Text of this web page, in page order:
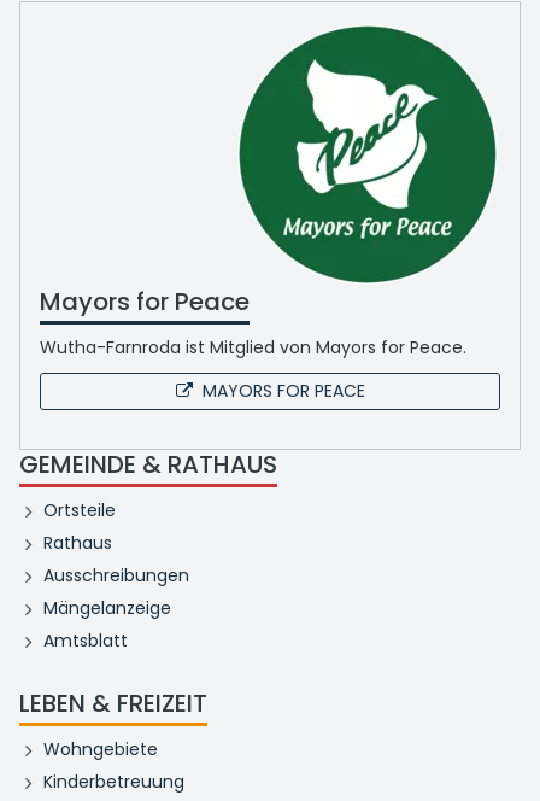
Mayors for Peace
Wutha-Farnroda ist Mitglied von Mayors for Peace.
MAYORS FOR PEACE
GEMEINDE & RATHAUS
Ortsteile
Rathaus
Ausschreibungen
Mängelanzeige
Amtsblatt
LEBEN & FREIZEIT
Wohngebiete
Kinderbetreuung